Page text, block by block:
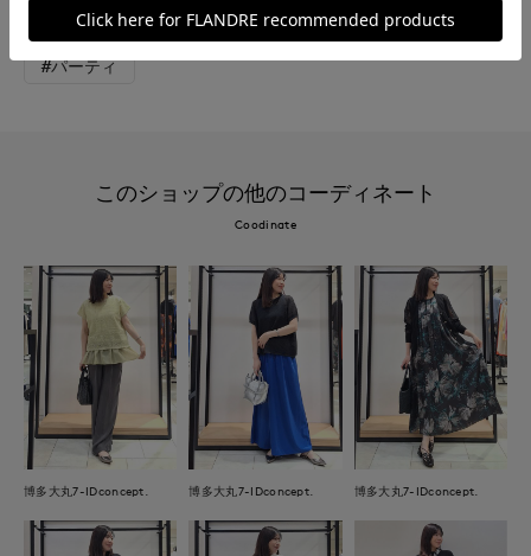
#フェミニン #新作 #エレガンス #コラボ
#パーティ
このショップの他のコーディネート
Coodinate
博多大丸7-IDconcept. 博多大丸7-IDconcept. 博多大丸7-IDconcept.